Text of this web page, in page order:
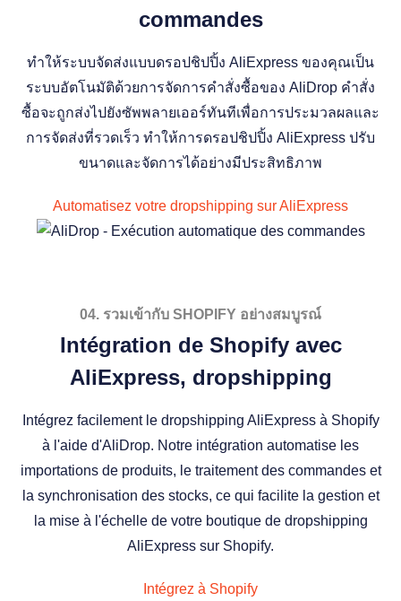
commandes
ทำให้ระบบจัดส่งแบบดรอปชิปปิ้ง AliExpress ของคุณเป็น
ระบบอัตโนมัติด้วยการจัดการคำสั่งซื้อของ AliDrop คำสั่ง
ซื้อจะถูกส่งไปยังซัพพลายเออร์ทันทีเพื่อการประมวลผลและ
การจัดส่งที่รวดเร็ว ทำให้การดรอปชิปปิ้ง AliExpress ปรับ
ขนาดและจัดการได้อย่างมีประสิทธิภาพ
Automatisez votre dropshipping sur AliExpress
04. รวมเข้ากับ SHOPIFY อย่างสมบูรณ์
Intégration de Shopify avec
AliExpress, dropshipping
Intégrez facilement le dropshipping AliExpress à Shopify
à l'aide d'AliDrop. Notre intégration automatise les
importations de produits, le traitement des commandes et
la synchronisation des stocks, ce qui facilite la gestion et
la mise à l'échelle de votre boutique de dropshipping
AliExpress sur Shopify.
Intégrez à Shopify